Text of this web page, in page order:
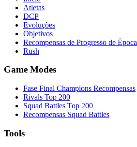
Atletas
DCP
Evoluções
Objetivos
Recompensas de Progresso de Época
Rush
Game Modes
Fase Final Champions Recompensas
Rivals Top 200
Squad Battles Top 200
Recompensas Squad Battles
Tools